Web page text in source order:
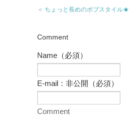
＜ ちょっと長めのボブスタイル★
Comment
Name（必須）
E-mail：非公開（必須）
Comment